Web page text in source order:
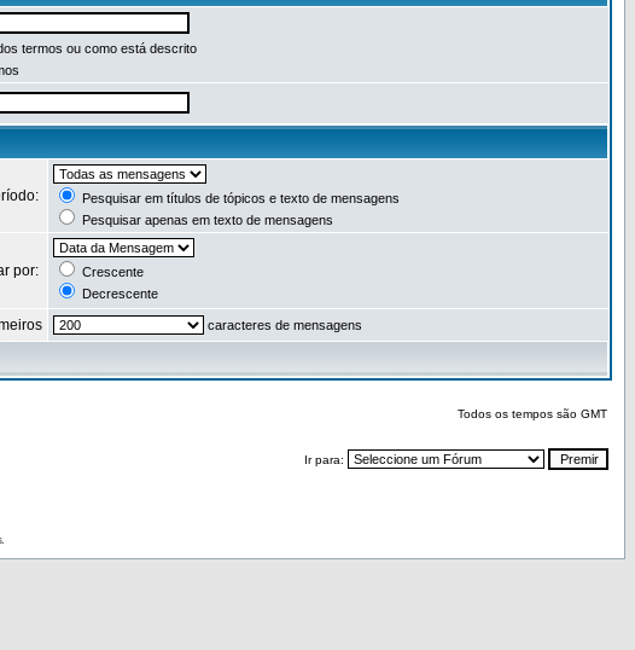
termos ou como está descrito
Pesquisar em títulos de tópicos e texto de mensagens
Pesquisar apenas em texto de mensagens
por:
Crescente
Decrescente
caracteres de mensagens
Todos os tempos são GMT
Ir para: